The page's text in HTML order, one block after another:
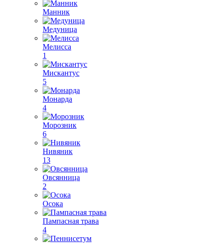
Манник
Медуница
Мелисса
1
Мискантус
5
Монарда
4
Морозник
6
Нивяник
13
Овсянница
2
Осока
Пампасная трава
4